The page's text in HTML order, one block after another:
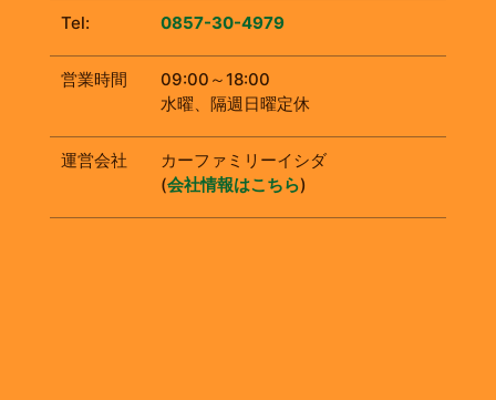
Tel: 0857-30-4979
営業時間
09:00～18:00
水曜、隔週日曜定休
運営会社
カーファミリーイシダ
(会社情報はこちら)